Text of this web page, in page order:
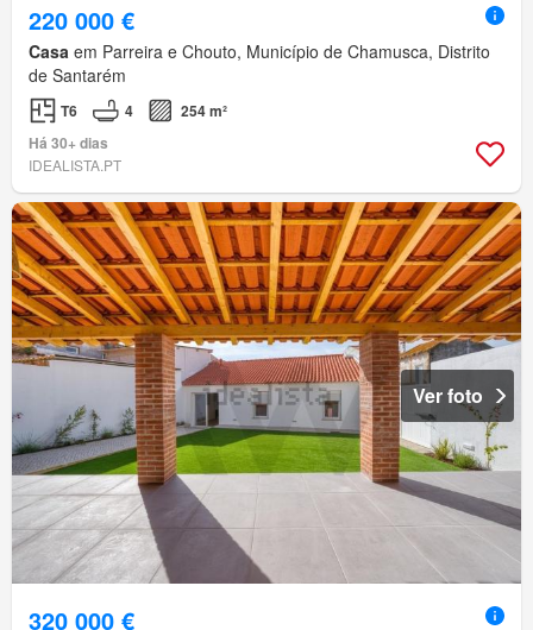
220 000 €
Casa em Parreira e Chouto, Município de Chamusca, Distrito
de Santarém
T6 4
254 m²
Há 30+ dias
IDEALISTA.PT
Ver foto
320 000 €